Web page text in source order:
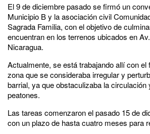
El 9 de diciembre pasado se firmó un
Municipio B y la asociación civil
Sagrada Familia, con el objetivo de
encuentran en los terrenos ubicados en
Nicaragua.
Actualmente, se está trabajando allí con el
zona que se consideraba irregular y
barrial, ya que obstaculizaba la circulación
peatones.
Las tareas comenzaron el pasado 15 de
con un plazo de hasta cuatro meses para